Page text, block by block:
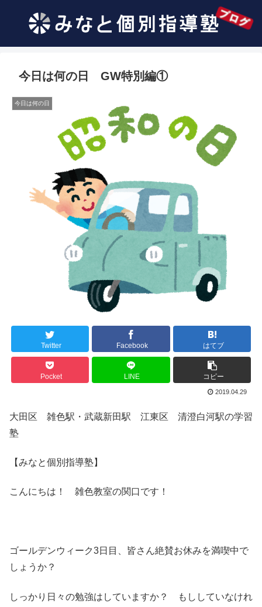
今日は何の日 GW特別編①
今日は何の日
Twitter Facebook はてブ
Pocket LINE コピー
2019.04.29
大田区 雑色駅・武蔵新田駅 江東区 清澄白河駅の学習
塾
【みなと個別指導塾】
こんにちは！ 雑色教室の関口です！
ゴールデンウィーク3日目、皆さん絶賛お休みを満喫中で
しょうか？
しっかり日々の勉強はしていますか？ もししていなけれ